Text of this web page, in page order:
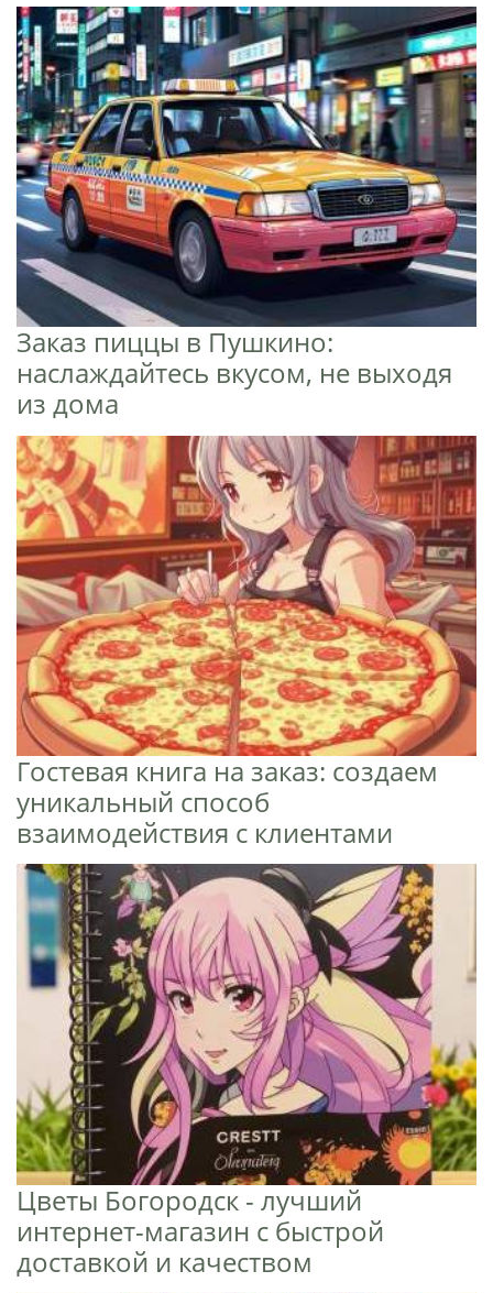
Заказ пиццы в Пушкино:
наслаждайтесь вкусом, не выходя
из дома
Гостевая книга на заказ: создаем
уникальный способ
взаимодействия с клиентами
Цветы Богородск - лучший
интернет-магазин с быстрой
доставкой и качеством